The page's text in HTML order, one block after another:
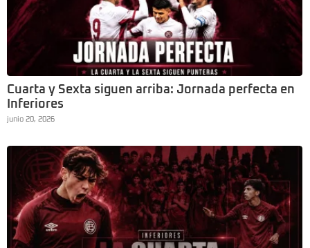
Cuarta y Sexta siguen arriba: Jornada perfecta en
Inferiores
junio 20, 2026